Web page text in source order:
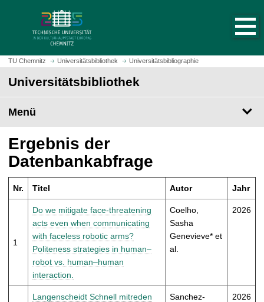
z
m
t
e
i
t
u
f
u
f
TU Chemnitz Universitätsbibliothek Universitätsbibliographie
Universitätsbibliothek
Menü
Ergebnis der
Datenbankabfrage
Nr. Titel Autor Jahr
1
Do we mitigate face-threatening
acts even when communicating
with faceless robotic arms?
Politeness strategies in human–
robot vs. human–human
interaction.
Coelho,
Sasha
Genevieve* et
al.
2026
Langenscheidt Schnell mitreden
Sanchez-
2026